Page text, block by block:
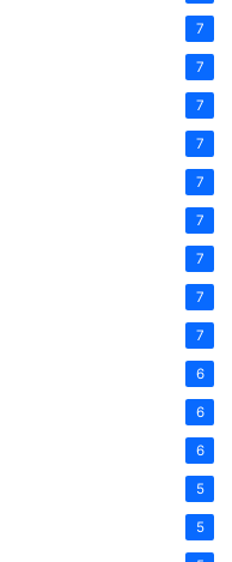
7
7
7
7
7
7
7
7
7
6
6
6
5
5